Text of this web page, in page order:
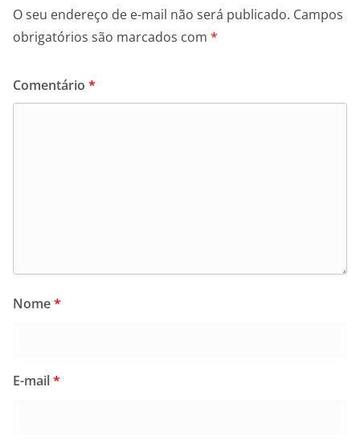
O seu endereço de e-mail não será publicado. Campos
obrigatórios são marcados com *
Comentário *
Nome*
E-mail*